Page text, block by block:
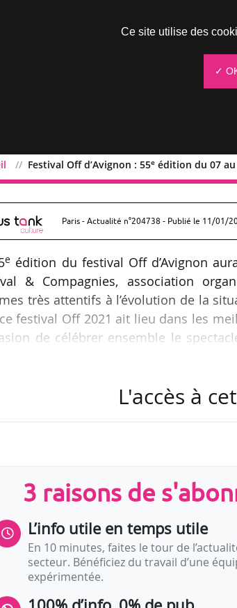
Festival Off d’Avignon : 55e édition du 07 au
Off d’Avignon : 55e
Paris - Actualité n°204738 - Publié le 11/01/
e édition du festival Off d’Avignon
& Compagnies, association
très attentifs à l’évolution de la
festival Off 2021 ait lieu dans les
de célébrer ensemble le
édition du Festival d’Avignon aura,
…
L'accès à
3 raisons de
L’info utile en temps utile
En 10 minutes, faites le tour de
secteur. Bénéficiez du travail d’une
expérimentée.
Ce site utilise des
✓